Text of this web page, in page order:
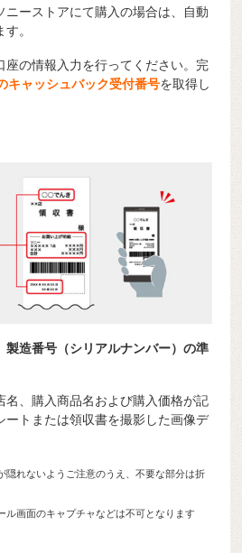
ニーストアにて購入の場合は、自動
。
座の情報入力を行ってください。完
キャッシュバック受付番号を取得し
造番号（シリアルナンバー）の準
名、購入商品名および購入価格が記
ートまたは領収書を撮影した画像デ
れないようご注意のうえ、不要な部分は折
画面のキャプチャなどは不可となります